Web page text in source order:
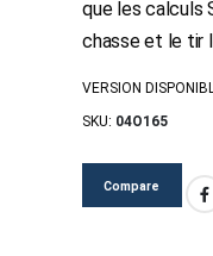
que les calculs
chasse et le tir
VERSION
SKU: 04O165
Compare